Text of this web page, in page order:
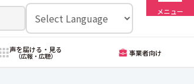
メニュー
声を届ける・見る
（広報・広聴） 事業者向け